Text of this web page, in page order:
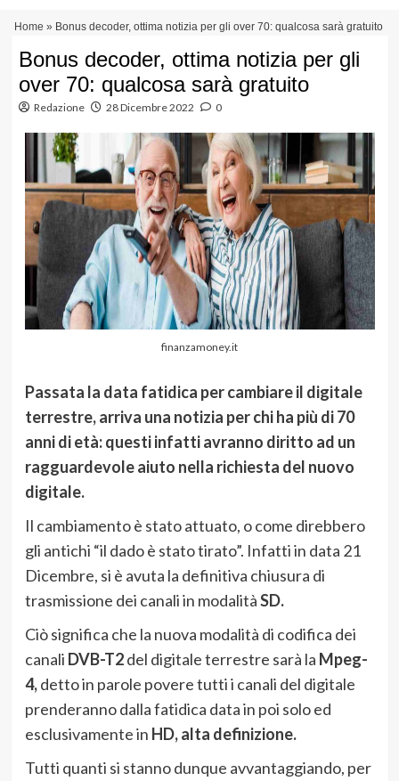
contenuto
Home » Bonus decoder, ottima notizia per gli over 70: qualcosa sarà gratuito
Bonus decoder, ottima notizia per gli
over 70: qualcosa sarà gratuito
Redazione 28 Dicembre 2022 0
finanzamoney.it
Passata la data fatidica per cambiare il digitale
terrestre, arriva una notizia per chi ha più di 70
anni di età: questi infatti avranno diritto ad un
ragguardevole aiuto nella richiesta del nuovo
digitale.
Il cambiamento è stato attuato, o come direbbero
gli antichi “il dado è stato tirato”. Infatti in data 21
Dicembre, si è avuta la definitiva chiusura di
trasmissione dei canali in modalitàSD.
Ciò significa che la nuova modalità di codifica dei
canali DVB-T2del digitale terrestre sarà la Mpeg-
4,detto in parole povere tutti i canali del digitale
prenderanno dalla fatidica data in poi solo ed
esclusivamente in HD, alta definizione.
Tutti quanti si stanno dunque avvantaggiando, per